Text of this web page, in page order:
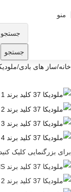
منو
جستجو
خانه ساز های بادی
برای بزرگنمایی کلیک